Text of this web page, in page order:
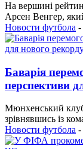
На вершині
Арсен Венгер,
Новости футбола -
Баварія
перспективи
Мюнхенський клуб
зрівнявшись із
Новости футбола -